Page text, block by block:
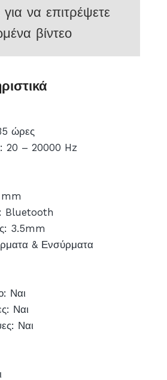
για να επιτρέψετε
βίντεο
ώρες
20 – 20000 Hz
mm
Bluetooth
3.5mm
& Ενσύρματα
Ναι
Ναι
Ναι